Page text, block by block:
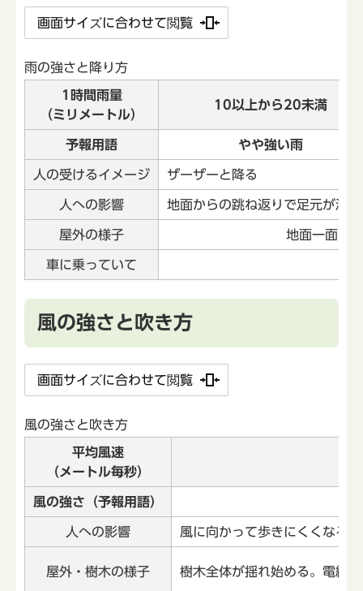
画面サイズに合わせて閲覧
雨の強さと降り方
1時間雨量
（ミリメートル）
10以上から20未満
予報用語 やや強い雨
人の受けるイメージ ザーザーと降る
人への影響 地面からの跳ね返りで足元が濡
屋外の様子 地面一面に
車に乗っていて
風の強さと吹き方
画面サイズに合わせて閲覧
風の強さと吹き方
平均風速
（メートル毎秒）
風の強さ（予報用語）
人への影響 風に向かって歩きにくくなる
屋外・樹木の様子 樹木全体が揺れ始める。電線